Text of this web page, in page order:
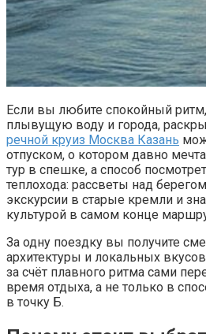
Если вы любите спокойный
плывущую воду и города,
речной круиз Москва Казань
отпуском, о котором давно
тур в спешке, а способ
теплохода: рассветы над
экскурсии в старые кремли и
культурой в самом конце
За одну поездку вы получите
архитектуры и локальных
за счёт плавного ритма сами
время отдыха, а не только в
в точку Б.